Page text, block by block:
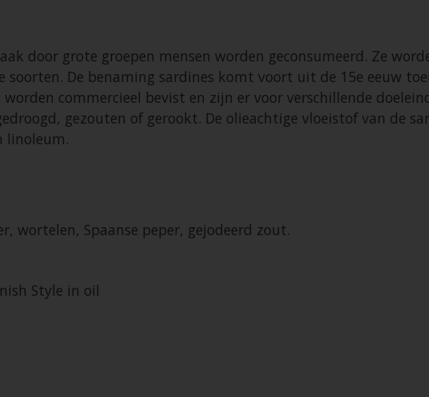
door grote groepen mensen worden geconsumeerd. Ze
soorten. De benaming sardines komt voort uit de 15e eeuw
commercieel bevist en zijn er voor verschillende
gezouten of gerookt. De olieachtige vloeistof van de
linoleum.
wortelen, Spaanse peper, gejodeerd zout.
Style in oil